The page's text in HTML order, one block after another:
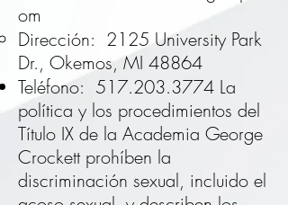
om
Dirección: 2125 University Park
Dr., Okemos, MI 48864
Teléfono: 517.203.3774 La
política y los procedimientos del
Título IX de la Academia George
Crockett prohíben la
discriminación sexual, incluido el